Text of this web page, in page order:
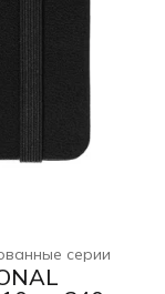
серии